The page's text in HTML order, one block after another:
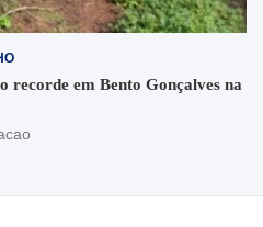
recorde em Bento Gonçalves na